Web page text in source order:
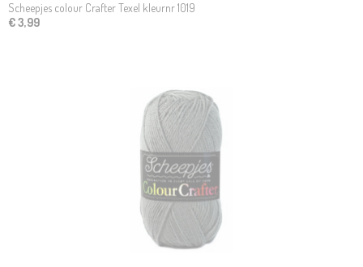
Scheepjes colour Crafter Texel kleurnr 1019
€ 3,99